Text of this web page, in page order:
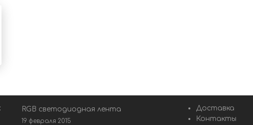
RGB светодиодная лента
19 февраля 2015
Доставка
Контакты